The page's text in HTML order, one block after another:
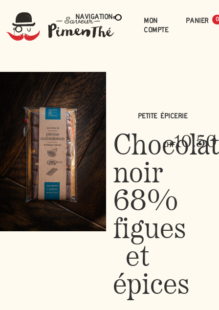
Navigation
Mon
compte
0
0
Petite épicerie
noir
68%
figues
et
épices
CHF10.50